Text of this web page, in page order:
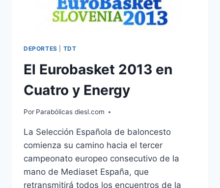
DEPORTES TDT
El Eurobasket 2013 en
Cuatro y Energy
Por Parabólicas diesl.com
La Selección Española de baloncesto
comienza su camino hacia el tercer
campeonato europeo consecutivo de la
mano de Mediaset España, que
retransmitirá todos los encuentros de la